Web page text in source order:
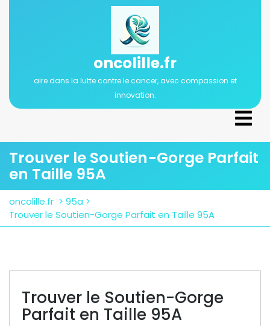
oncolille.fr
aire dans la lutte contre le cancer, avec compassion et
innovation.
Trouver le Soutien-Gorge Parfait
en Taille 95A
oncolille.fr > 95a >
Trouver le Soutien-Gorge Parfait en Taille 95A
Trouver le Soutien-Gorge
Parfait en Taille 95A